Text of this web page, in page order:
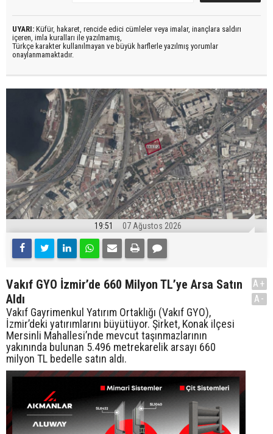
UYARI: Küfür, hakaret, rencide edici cümleler veya imalar, inançlara saldırı
içeren, imla kuralları ile yazılmamış,
Türkçe karakter kullanılmayan ve büyük harflerle yazılmış yorumlar
onaylanmamaktadır.
19:51 07 Ağustos 2026
Vakıf GYO İzmir’de 660 Milyon TL’ye Arsa Satın
Aldı
Vakıf Gayrimenkul Yatırım Ortaklığı (Vakıf GYO),
İzmir’deki yatırımlarını büyütüyor. Şirket, Konak ilçesi
Mersinli Mahallesi’nde mevcut taşınmazlarının
yakınında bulunan 5.496 metrekarelik arsayı 660
milyon TL bedelle satın aldı.
A+
A-